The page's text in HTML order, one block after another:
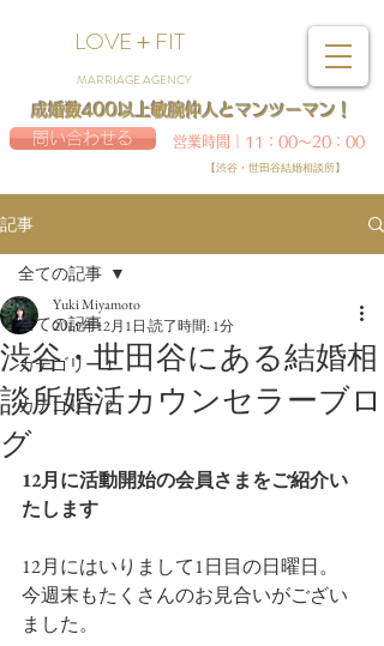
LOVE＋FIT
MARRIAGE AGENCY
問い合わせる
【渋谷・世田谷結婚相談所】
成婚数400以上敏腕仲人とマンツーマン！
営業時間｜11：00～20：00
記事
全ての記事
カテゴリー 1
カテゴリー 2
全ての記事
渋谷・世田谷にある結婚相
談所婚活カウンセラーブロ
グ
Yuki Miyamoto
2019年12月1日 読了時間: 1分
12月に活動開始の会員さまをご紹介い
たします
12月にはいりまして1日目の日曜日。
今週末もたくさんのお見合いがござい
ました。